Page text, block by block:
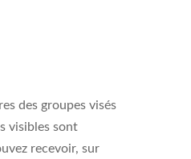
des groupes visés
visibles sont
recevoir, sur